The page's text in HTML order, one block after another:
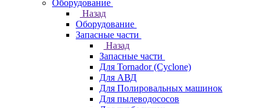
Оборудование
Назад
Оборудование
Запасные части
Назад
Запасные части
Для Tornador (Cyclone)
Для АВД
Для Полировальных машинок
Для пылеводососов